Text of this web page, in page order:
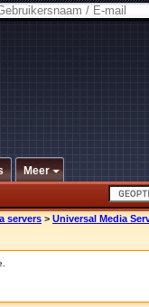
Meer
servers > Universal Media